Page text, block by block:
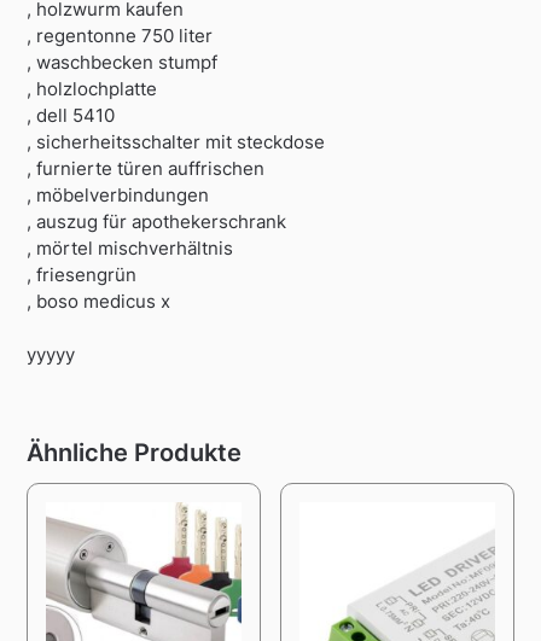
, holzwurm kaufen
, regentonne 750 liter
, waschbecken stumpf
, holzlochplatte
, dell 5410
, sicherheitsschalter mit steckdose
, furnierte türen auffrischen
, möbelverbindungen
, auszug für apothekerschrank
, mörtel mischverhältnis
, friesengrün
, boso medicus x
yyyyy
Ähnliche Produkte